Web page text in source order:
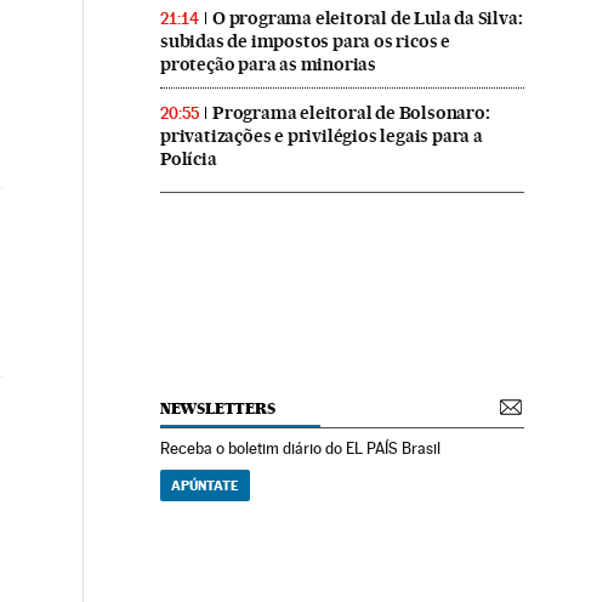
21:14
O programa eleitoral de Lula da Silva:
subidas de impostos para os ricos e
proteção para as minorias
20:55
Programa eleitoral de Bolsonaro:
privatizações e privilégios legais para a
Polícia
NEWSLETTERS
Receba o boletim diário do EL PAÍS Brasil
APÚNTATE